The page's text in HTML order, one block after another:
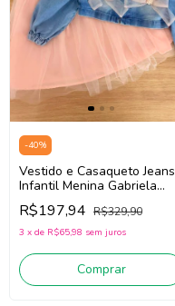
-40%
Vestido e Casaqueto Jeans
Infantil Menina Gabriela
Aquarela 261032 (Off
White/Rosa/Jeans)
R$197,94 R$329,90
3 x de R$65,98 sem juros
Comprar